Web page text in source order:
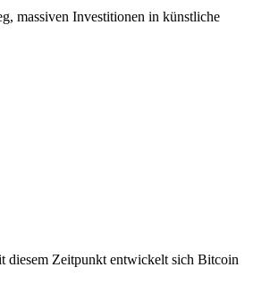
massiven Investitionen in künstliche
diesem Zeitpunkt entwickelt sich Bitcoin